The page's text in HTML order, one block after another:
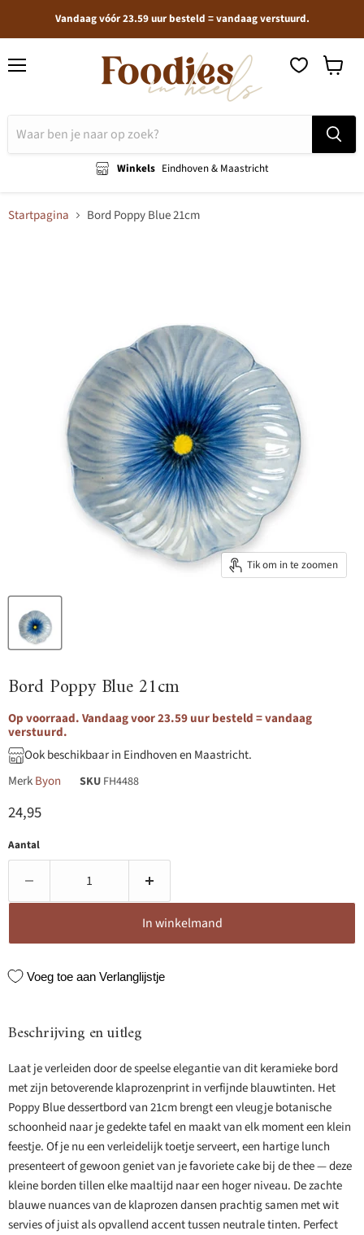
Vandaag vóór 23.59 uur besteld = vandaag verstuurd.
Winkels Eindhoven & Maastricht
Startpagina Bord Poppy Blue 21cm
Tik om in te zoomen
Bord Poppy Blue 21cm
Op voorraad. Vandaag voor 23.59 uur besteld = vandaag
verstuurd.
Ook beschikbaar in Eindhoven en Maastricht.
MerkByon SKU FH4488
Huidige prijs
24,95
Aantal
In winkelmand
Voeg toe aan Verlanglijstje
Beschrijving en uitleg
Laat je verleiden door de speelse elegantie van dit keramieke bord
met zijn betoverende klaprozenprint in verfijnde blauwtinten. Het
Poppy Blue dessertbord van 21cm brengt een vleugje botanische
schoonheid naar je gedekte tafel en maakt van elk moment een klein
feestje. Of je nu een verleidelijk toetje serveert, een hartige lunch
presenteert of gewoon geniet van je favoriete cake bij de thee — deze
kleine borden tillen elke maaltijd naar een hoger niveau. De zachte
blauwe nuances van de klaprozen dansen prachtig samen met wit
servies of juist als opvallend accent tussen neutrale tinten. Perfect